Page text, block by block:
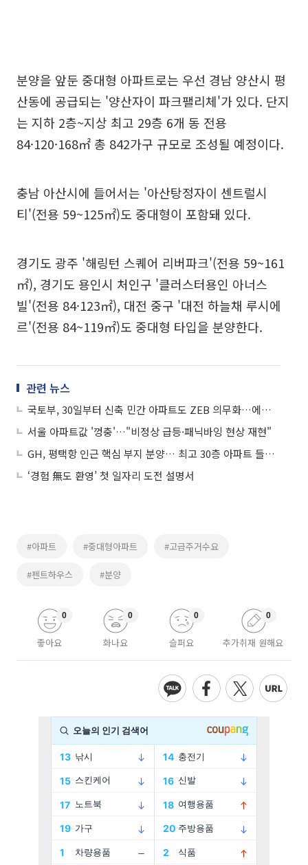
분양을 앞둔 중대형 아파트로는 우선 경남 양산시 평
산동에 공급되는 '양산자이 파크팰리체'가 있다. 단지
는 지하 2층~지상 최고 29층 6개 동 전용
84·120·168㎡ 총 842가구 규모로 조성될 예정이다.
충남 아산시에 들어서는 '아산탕정자이 센트럴시
티'(전용 59~125㎡)도 중대형이 포함돼 있다.
경기도 광주 '해링턴 스퀘어 리버파크'(전용 59~161
㎡), 경기도 용인시 처인구 '클러스터용인 아너스
빌'(전용 84·123㎡), 대전 중구 '대전 하늘채 루시에
르'(전용 84~119㎡)도 중대형 타입을 분양한다.
관련 뉴스
국토부, 30일부터 신축 민간 아파트도 ZEB 의무화…에너지 기준 대폭 강화
서울 아파트값 '껑충'…"비정상 급등·패닉바잉 현상 재현"
GH, 평택항 인근 핵심 부지 분양… 최고 30층 아파트 들어선다
‘경험 無도 환영’ 첫 일자리 도전 설명서
#아파트 #중대형아파트 #고급주거수요
#펜트하우스 #분양
좋아요
0
화나요
0
슬퍼요
0
추가취재 원해요
0